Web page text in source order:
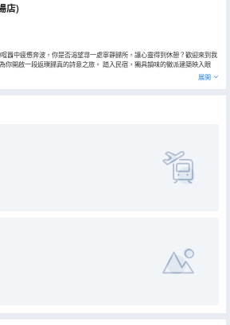
店)
囂中疲憊奔波，你是否渴望尋一處寧靜歸所，讓心靈得到休憩？歡迎來到我
你開啟一段返璞歸真的詩意之旅。 踏入民宿，獨具韻味的徽派建築映入眼
山水畫。獨門獨院的設計，給予你私密的專屬空間，避免外界的紛擾。展開